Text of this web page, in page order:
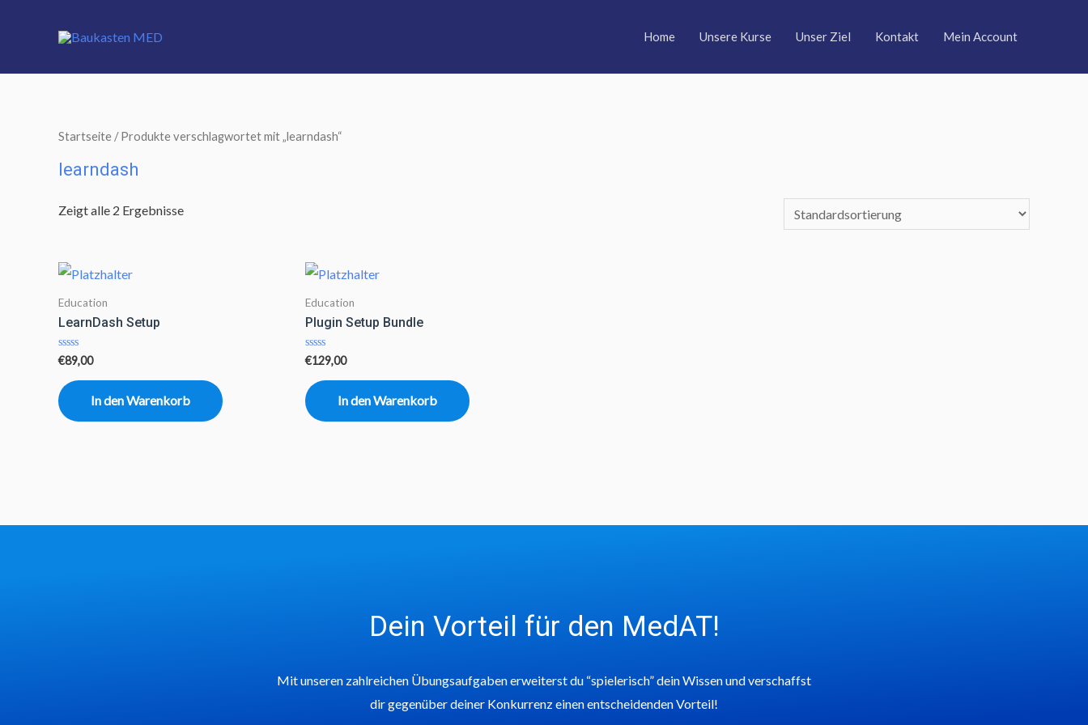
Home Unsere Kurse Unser Ziel Kontakt Mein Account
Startseite / Produkte verschlagwortet mit „learndash“
learndash
Zeigt alle 2 Ergebnisse
Education
LearnDash Setup
Bewertet
von
5
€89,00
In den Warenkorb
Education
Plugin Setup Bundle
Bewertet
von
5
€129,00
In den Warenkorb
Dein Vorteil für den MedAT!
Mit unseren zahlreichen Übungsaufgaben erweiterst du “spielerisch” dein Wissen und verschaffst
dir gegenüber deiner Konkurrenz einen entscheidenden Vorteil!